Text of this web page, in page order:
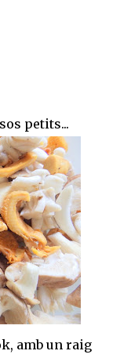
petits...
amb un raig